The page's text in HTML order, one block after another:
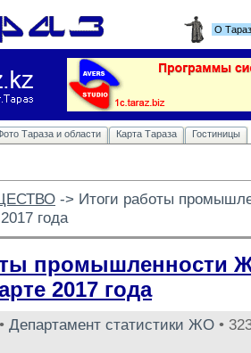
О
Тараза и области Карта Тараза Гостиницы
-> Итоги работы
года
промышленности
2017 года
Департамент статистики ЖО •